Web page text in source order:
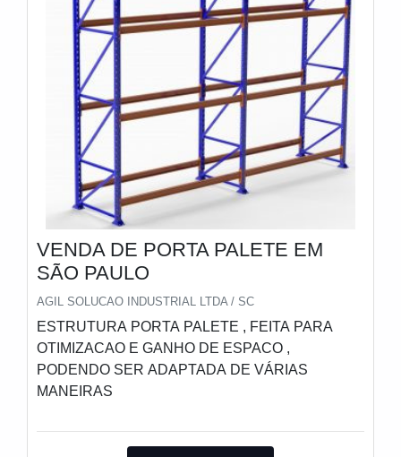
variados como cantilever e tainer car.É conhecida
por ser uma empresa comprometida com seus
serviços e em uma empresa inovadora,
qualificações construídas por focar suas ações no
resultado final, tendo escritório de alta qualidade
onde são realizadas as atividades e sala de
treinamento com materiais sofisticados. Tudo isso,
somado à performance de uma equipe
multidisciplinar de consultores associados e
profissionais qualificados, garante uma entrega de
excelência de ponta a ponta.
VENDA DE PORTA PALETE EM
SÃO PAULO
AGIL SOLUCAO INDUSTRIAL LTDA / SC
ESTRUTURA PORTA PALETE , FEITA PARA
OTIMIZACAO E GANHO DE ESPACO ,
PODENDO SER ADAPTADA DE VÁRIAS
MANEIRAS